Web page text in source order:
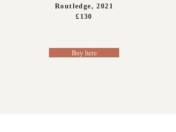
Routledge, 2021
£130
Buy here